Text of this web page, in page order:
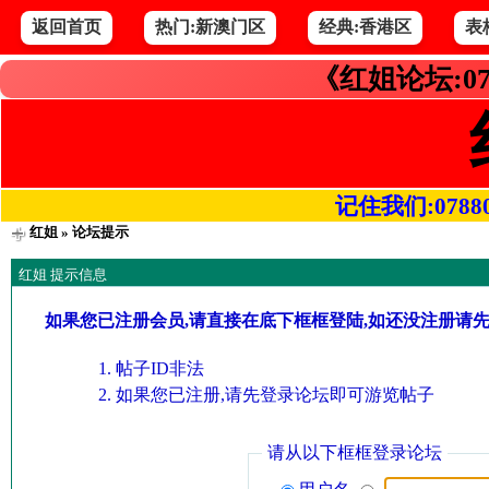
返回首页 热门:新澳门区 经典:香港区 表
《红姐论坛
记住我们
红姐» 论坛提示
红姐 提示信息
如果您已注册会员,请直接在底下框框登陆,如还没注册请
帖子ID非法
如果您已注册,请先登录论坛即可游览帖子
请从以下框框登录论坛